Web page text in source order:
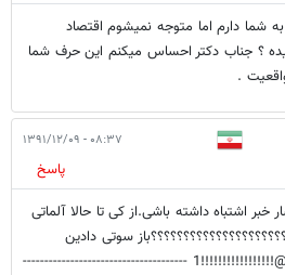
شما دارم اما متوجه نمیشوم اقتصاد
؟ جناب دکتر احساس میکنم این حرف شما
.
۰۸:۳۷ - ۱۳۹۱/۱۲/۰۹
پاسخ
خبر اشتباه داشته باشی.از کی تا حالا آلماتی
سوتی دادین
پاراگراف 2 خط 3 رو نگاه کنین..@!!!!!!!!!!!!!!!!!1 --------------------------------------